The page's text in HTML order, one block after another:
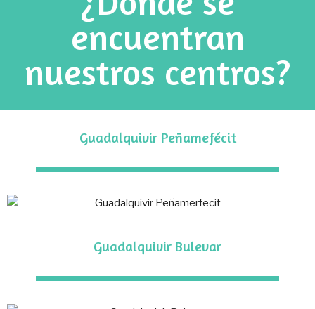
encuentran
nuestros centros?
Guadalquivir Peñamefécit
Guadalquivir Bulevar